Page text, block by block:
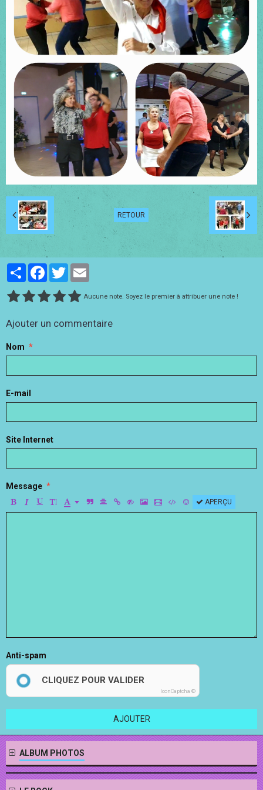
RETOUR
PartagerFacebookTwitter
Aucune note. Soyez le premier à attribuer une note !
Ajouter un commentaire
Nom
E-mail
Site Internet
Message
APERÇU
Anti-spam
CLIQUEZ POUR VALIDER
IconCaptcha ©
AJOUTER
ALBUM PHOTOS